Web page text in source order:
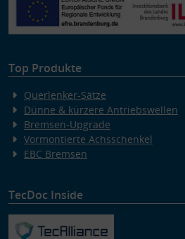
Top Produkte
Querlenker-Sätze
Dünne & kürzere Antriebswellen
Bremsen-Upgrade
Vormontierte Achsschenkel
EBC Bremsen
TecDoc Inside